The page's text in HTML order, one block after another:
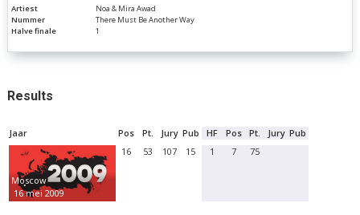
Artiest
Noa & Mira Awad
Nummer
There Must Be Another Way
Halve finale
1
Results
Jaar Pos Pt. Jury Pub HF Pos Pt. Jury Pub
Moscow
16 mei 2009
16 53 107 15 1 7 75